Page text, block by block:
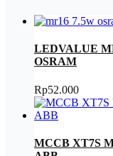
LEDVALUE
OSRAM
Rp52.000
MCCB XT7S